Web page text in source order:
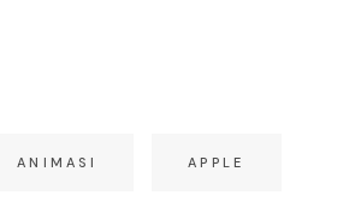
ANIMASI APPLE